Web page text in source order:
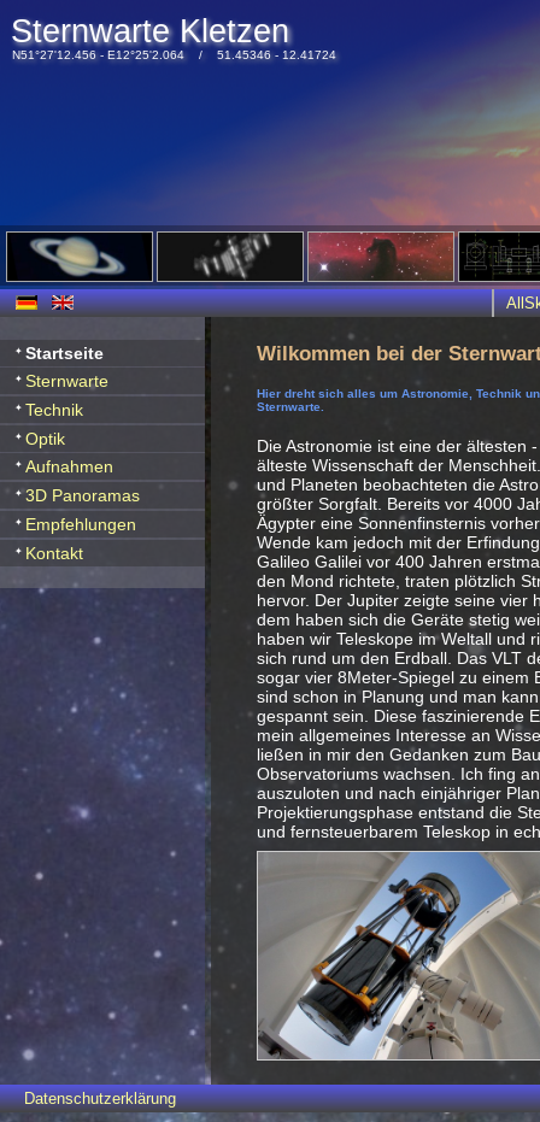
Sternwarte Kletzen
N51°27'12.456 - E12°25'2.064 / 51.45346 - 12.41724
Startseite
Sternwarte
Technik
Optik
Aufnahmen
3D Panoramas
Empfehlungen
Kontakt
Wilkommen bei der
Hier dreht sich alles um Astronomie, Technik
Sternwarte.
Die Astronomie ist eine der ältesten
älteste Wissenschaft der
und Planeten beobachteten die
größter Sorgfalt. Bereits vor 4000
Ägypter eine Sonnenfinsternis
Wende kam jedoch mit der
Galileo Galilei vor 400 Jahren
den Mond richtete, traten plötzlich
hervor. Der Jupiter zeigte seine vier
dem haben sich die Geräte stetig
haben wir Teleskope im Weltall und
sich rund um den Erdball. Das VLT
sogar vier 8Meter-Spiegel zu einem
sind schon in Planung und man
gespannt sein. Diese faszinierende
mein allgemeines Interesse an
ließen in mir den Gedanken zum
Observatoriums wachsen. Ich fing
auszuloten und nach einjähriger
Projektierungsphase entstand die
und fernsteuerbarem Teleskop in
Datenschutzerklärung